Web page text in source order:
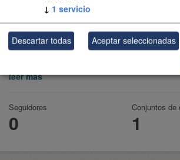
Cabildo de Tenerife
leer más
Seguidores
0
Conjuntos de
1
↓ 1 servicio
Descartar todas Aceptar seleccionadas